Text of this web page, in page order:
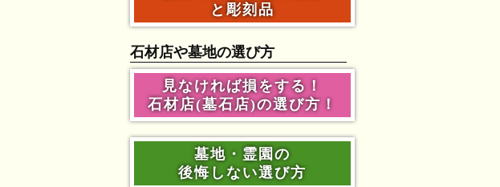
と彫刻品
石材店や墓地の選び方
見なければ損をする！
石材店(墓石店)の選び方！
墓地・霊園の
後悔しない選び方